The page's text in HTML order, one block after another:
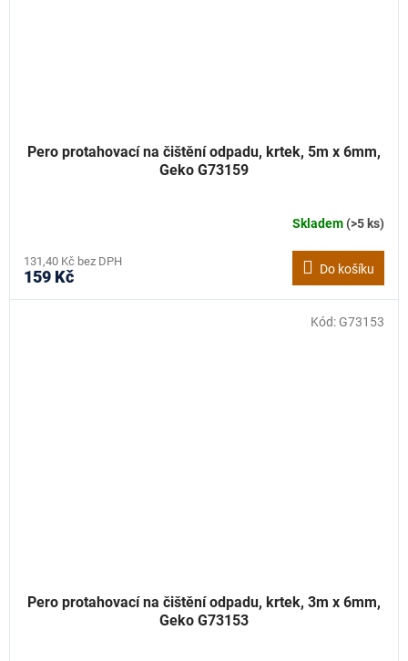
Pero protahovací na čištění odpadu, krtek, 5m x 6mm,
Geko G73159
Skladem(>5 ks)
131,40 Kč bez DPH
159 Kč Do košíku
Pero protahovací na čištění odpadu, krtek, 3m x 6mm,
Geko G73153
Kód: G73153